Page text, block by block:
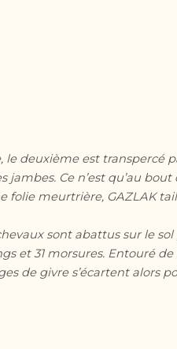
deuxième est transpercé
Ce n’est qu’au
meurtrière, GAZLAK
sont abattus sur le sol
et 31 morsures. Entouré
de givre s’écartent alors